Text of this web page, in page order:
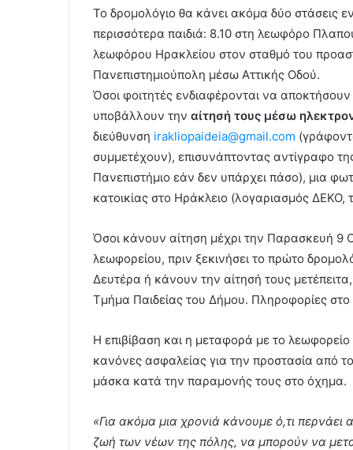
Το δρομολόγιο θα κάνει ακόμα δύο στάσεις
περισσότερα παιδιά: 8.10 στη λεωφόρο
λεωφόρου Ηρακλείου στον σταθμό του
Πανεπιστημιούπολη μέσω Αττικής Οδού.
Όσοι φοιτητές ενδιαφέρονται να
υποβάλλουν την αίτησή τους μέσω
διεύθυνση irakliopaideia@gmail.com
συμμετέχουν), επισυνάπτοντας αντίγραφο
Πανεπιστήμιο εάν δεν υπάρχει πάσο), μια
κατοικίας στο Ηράκλειο (λογαριασμός
Όσοι κάνουν αίτηση μέχρι την Παρασκευή 9
λεωφορείου, πριν ξεκινήσει το πρώτο
Δευτέρα ή κάνουν την αίτησή τους
Τμήμα Παιδείας του Δήμου. Πληροφορίες
Η επιβίβαση και η μεταφορά με το
κανόνες ασφαλείας για την προστασία από
μάσκα κατά την παραμονής τους στο όχημα.
«Για ακόμα μια χρονιά κάνουμε ό,τι περνάει
ζωή των νέων της πόλης, να μπορούν να